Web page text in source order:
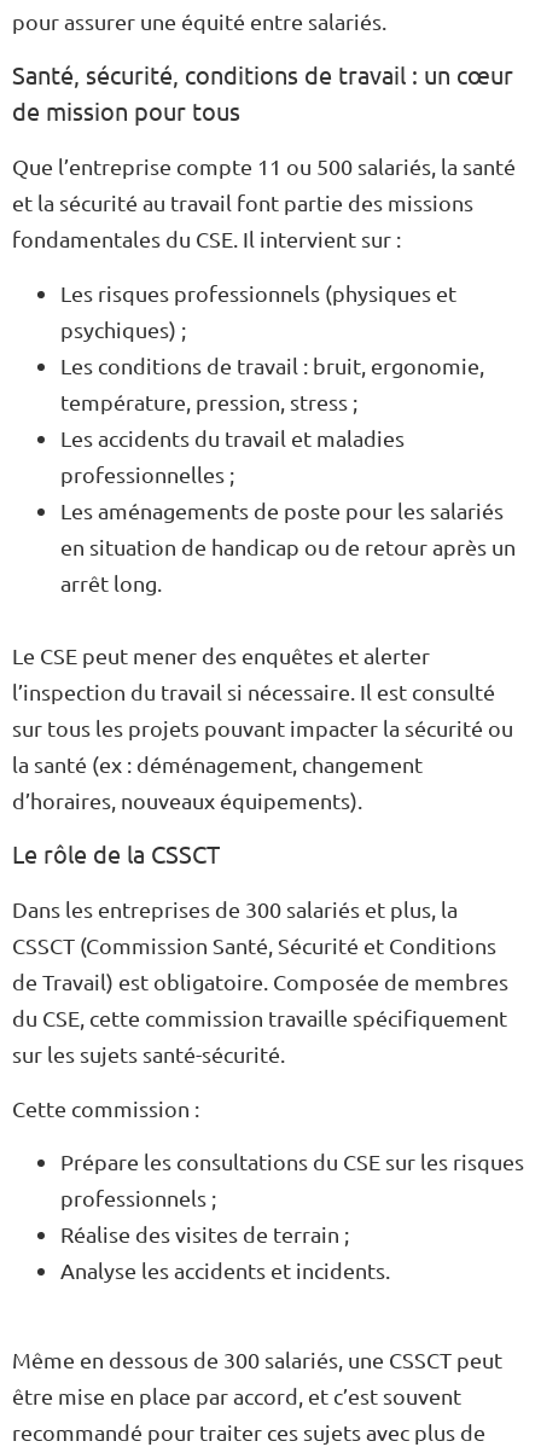
pour assurer une équité entre salariés.
Santé, sécurité, conditions de travail : un cœur
de mission pour tous
Que l’entreprise compte 11 ou 500 salariés, la santé
et la sécurité au travail font partie des missions
fondamentales du CSE. Il intervient sur :
Les risques professionnels (physiques et
psychiques) ;
Les conditions de travail : bruit, ergonomie,
température, pression, stress ;
Les accidents du travail et maladies
professionnelles ;
Les aménagements de poste pour les salariés
en situation de handicap ou de retour après un
arrêt long.
Le CSE peut mener des enquêtes et alerter
l’inspection du travail si nécessaire. Il est consulté
sur tous les projets pouvant impacter la sécurité ou
la santé (ex : déménagement, changement
d’horaires, nouveaux équipements).
Le rôle de la CSSCT
Dans les entreprises de 300 salariés et plus, la
CSSCT (Commission Santé, Sécurité et Conditions
de Travail) est obligatoire. Composée de membres
du CSE, cette commission travaille spécifiquement
sur les sujets santé-sécurité.
Cette commission :
Prépare les consultations du CSE sur les risques
professionnels ;
Réalise des visites de terrain ;
Analyse les accidents et incidents.
Même en dessous de 300 salariés, une CSSCT peut
être mise en place par accord, et c’est souvent
recommandé pour traiter ces sujets avec plus de